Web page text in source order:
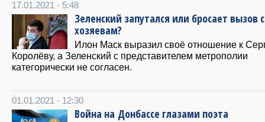
17.01.2021 - 5:48
Зеленский запутался или бросает вызов
хозяевам?
Илон Маск выразил своё отношение к
Королёву, а Зеленский с представителем метрополии
категорически не согласен.
01.01.2021 - 12:30
Война на Донбассе глазами поэта